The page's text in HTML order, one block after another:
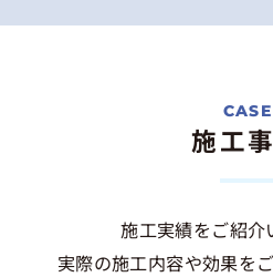
施工
施工実績をご紹介
実際の施工内容や効果を